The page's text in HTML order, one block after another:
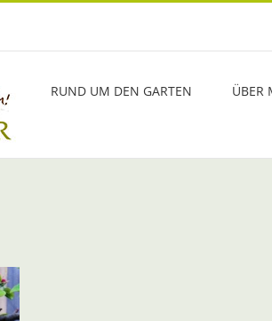
RUND UM DEN GARTEN ÜBER